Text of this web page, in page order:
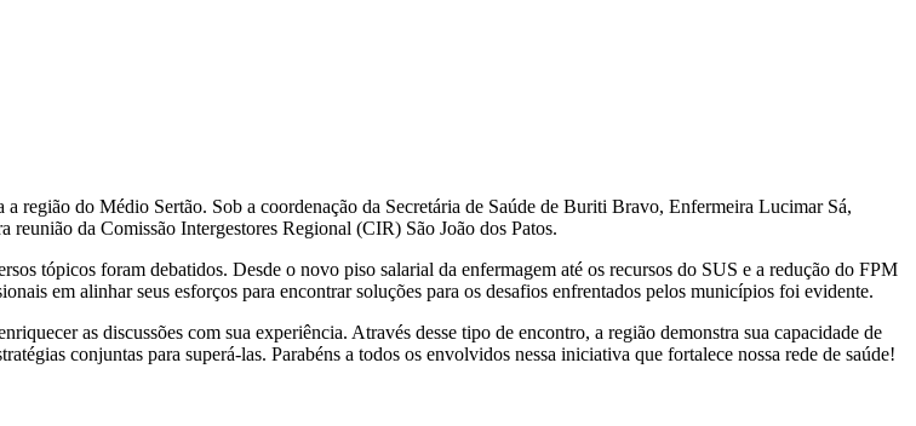
do Médio Sertão. Sob a coordenação da Secretária de Saúde de Buriti Bravo, Enfermeira Lucimar Sá,
reunião da Comissão Intergestores Regional (CIR) São João dos Patos.
tópicos foram debatidos. Desde o novo piso salarial da enfermagem até os recursos do SUS e a redução do FPM
em alinhar seus esforços para encontrar soluções para os desafios enfrentados pelos municípios foi evidente.
as discussões com sua experiência. Através desse tipo de encontro, a região demonstra sua capacidade de
conjuntas para superá-las. Parabéns a todos os envolvidos nessa iniciativa que fortalece nossa rede de saúde!